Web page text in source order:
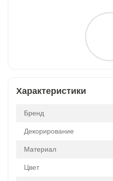
Характеристики
Бренд
Декорирование
Материал
Цвет